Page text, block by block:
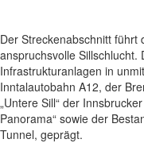
Der Streckenabschnitt führt
anspruchsvolle Sillschlucht.
Infrastrukturanlagen in
Inntalautobahn A12, der
„Untere Sill“ der
Panorama“ sowie der
Tunnel, geprägt.